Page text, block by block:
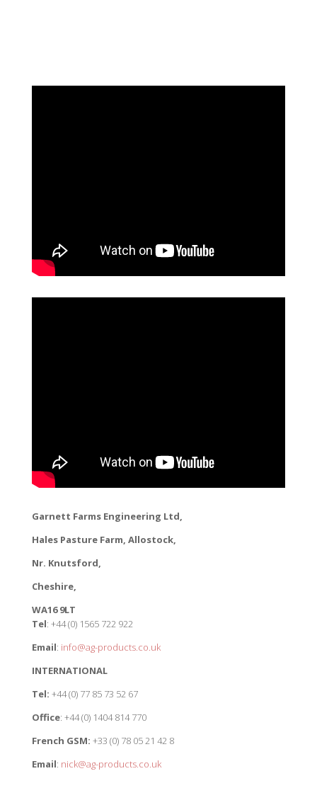
Garnett Farms Engineering Ltd,
Hales Pasture Farm, Allostock,
Nr. Knutsford,
Cheshire,
WA16 9LT
Tel: +44 (0) 1565 722 922
Email: info@ag-products.co.uk
INTERNATIONAL
Tel: +44 (0) 77 85 73 52 67
Office: +44 (0) 1404 814 770
French GSM: +33 (0) 78 05 21 42 8
Email: nick@ag-products.co.uk